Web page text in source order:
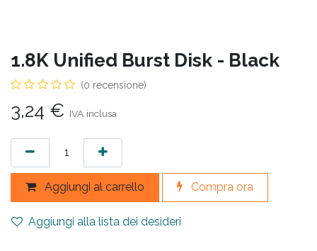
1.8K Unified Burst Disk - Black
(0 recensione)
3,24 € IVA inclusa
Aggiungi al carrello Compra ora
Aggiungi alla lista dei desideri